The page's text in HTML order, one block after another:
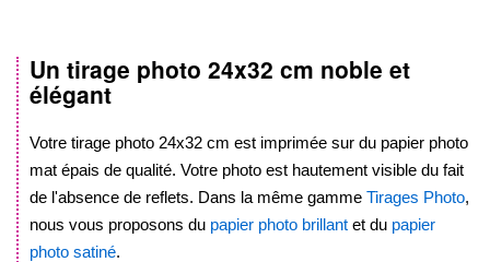
Skip
to
the
beginning
of
the
images
gallery
Un tirage photo 24x32 cm noble et
élégant
Votre tirage photo 24x32 cm est imprimée sur du papier photo
mat épais de qualité. Votre photo est hautement visible du fait
de l'absence de reflets. Dans la même gamme Tirages Photo,
nous vous proposons du papier photo brillant et du papier
photo satiné.